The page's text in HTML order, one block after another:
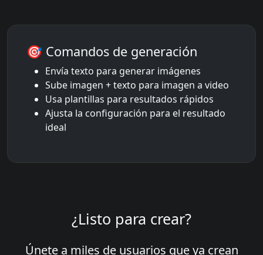
🎯 Comandos de generación
Envía texto para generar imágenes
Sube imagen + texto para imagen a video
Usa plantillas para resultados rápidos
Ajusta la configuración para el resultado
ideal
¿Listo para crear?
Únete a miles de usuarios que ya crean